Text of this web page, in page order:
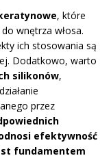
, które
wnętrza włosa.
ich stosowania są
Dodatkowo, warto
silikonów,
przez
efektywność
fundamentem